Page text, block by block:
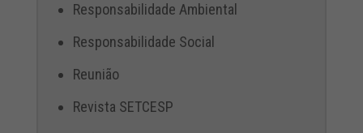
Responsabilidade Ambiental
Responsabilidade Social
Reunião
Revista SETCESP